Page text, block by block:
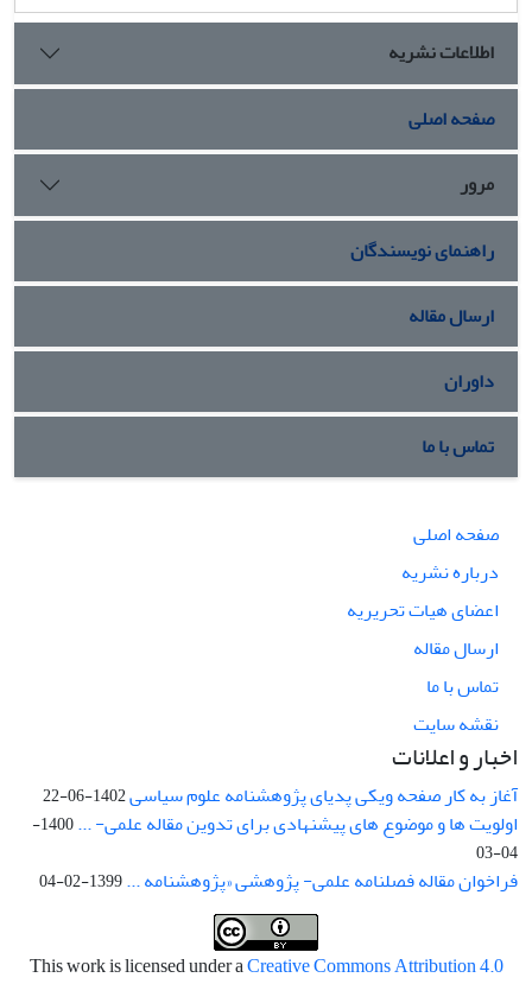
اطلاعات نشریه
صفحه اصلی
مرور
راهنمای نویسندگان
ارسال مقاله
داوران
تماس با ما
صفحه اصلی
درباره نشریه
اعضای هیات تحریریه
ارسال مقاله
تماس با ما
نقشه سایت
اخبار و اعلانات
آغاز به کار صفحه ویکی پدیای پژوهشنامه علوم سیاسی1402-06-22
اولویت ها و موضوع های پیشنهادی برای تدوین مقاله علمی- ...
1400-
04-03
فراخوان مقاله فصلنامه علمی- پژوهشی «پژوهشنامه ...1399-02-04
This work is licensed under aCreative Commons Attribution 4.0